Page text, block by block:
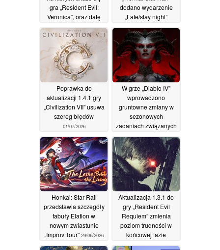
gra „Resident Evil:
Veronica”, oraz datę
premiery w 2027 roku
05/07/2026
dodano wydarzenie
„Fate/stay night”
05/07/2026
Poprawka do
aktualizacji 1.4.1 gry
„Civilization VII” usuwa
szereg błędów
01/07/2026
W grze „Diablo IV”
wprowadzono
gruntowne zmiany w
sezonowych
zadaniach związanych
z Rupture01/07/2026
Honkai: Star Rail
przedstawia szczegóły
fabuły Elation w
nowym zwiastunie
„Improv Tour” 29/06/2026
Aktualizacja 1.3.1 do
gry „Resident Evil
Requiem” zmienia
poziom trudności w
końcowej fazie
rozgrywki28/06/2026